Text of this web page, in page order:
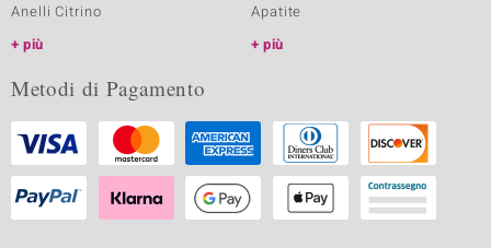
Anelli Citrino
più
Apatite
più
Metodi di Pagamento